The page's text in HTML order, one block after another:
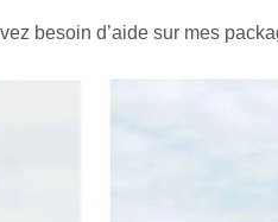
besoin d’aide sur mes